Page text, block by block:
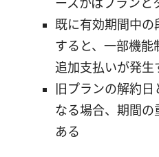
ースかはプランと
既に有効期間中の
すると、一部機
追加支払いが発生
旧プランの解約
なる場合、期間
ある